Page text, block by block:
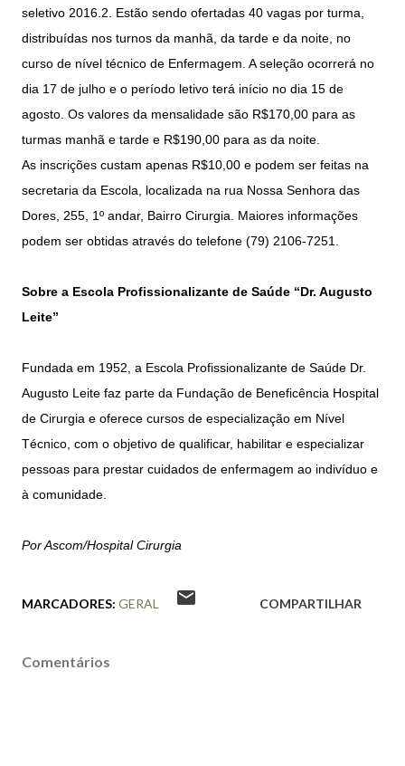
seletivo 2016.2. Estão sendo ofertadas 40 vagas por turma,
distribuídas nos turnos da manhã, da tarde e da noite, no
curso de nível técnico de Enfermagem. A seleção ocorrerá no
dia 17 de julho e o período letivo terá início no dia 15 de
agosto. Os valores da mensalidade são R$170,00 para as
turmas manhã e tarde e R$190,00 para as da noite.
As inscrições custam apenas R$10,00 e podem ser feitas na
secretaria da Escola, localizada na rua Nossa Senhora das
Dores, 255, 1º andar, Bairro Cirurgia. Maiores informações
podem ser obtidas através do telefone (79) 2106-7251.
Sobre a Escola Profissionalizante de Saúde “Dr. Augusto
Leite”
Fundada em 1952, a Escola Profissionalizante de Saúde Dr.
Augusto Leite faz parte da Fundação de Beneficência Hospital
de Cirurgia e oferece cursos de especialização em Nível
Técnico, com o objetivo de qualificar, habilitar e especializar
pessoas para prestar cuidados de enfermagem ao indivíduo e
à comunidade.
Por Ascom/Hospital Cirurgia
MARCADORES: GERAL COMPARTILHAR
Comentários